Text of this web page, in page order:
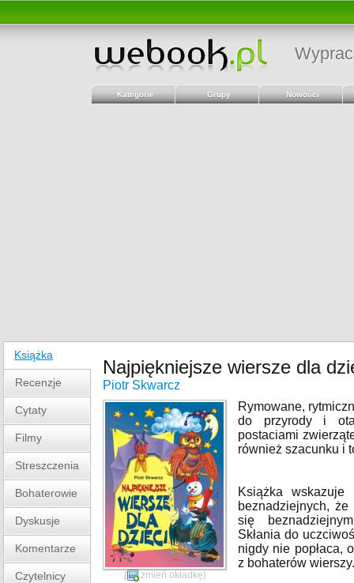
Kategorie Grupy Nowości
Książka
Recenzje
Cytaty
Filmy
Streszczenia
Bohaterowie
Dyskusje
Komentarze
Czytelnicy
Najpiękniejsze wiersze dla
Piotr Skwarcz
[ zmień okładkę]
Rymowane,
do przyrody i
postaciami
również szacunku i
Książka
beznadziejnych, że
się
Skłania do
nigdy nie popłaca,
z bohaterów wierszy.